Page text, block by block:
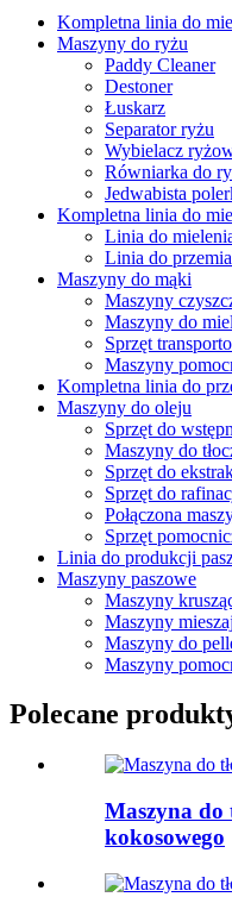
Kompletna linia do
Maszyny do ryżu
Paddy Cleaner
Destoner
Łuskarz
Separator ryżu
Wybielacz
Równiarka do
Jedwabista
Kompletna linia do
Linia do
Linia do
Maszyny do mąki
Maszyny
Maszyny do
Sprzęt
Maszyny
Kompletna linia do
Maszyny do oleju
Sprzęt do
Maszyny do
Sprzęt do
Sprzęt do
Połączona
Sprzęt
Linia do produkcji
Maszyny paszowe
Maszyny
Maszyny
Maszyny do
Maszyny
Polecane
Maszyna do
kokosowego